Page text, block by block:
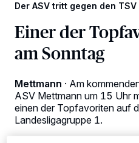
Der ASV tritt gegen den
Einer der
am Sonntag
Mettmann · Am
ASV Mettmann um 15 Uhr
einen der Topfavoriten auf
Landesligagruppe 1.
Wir und unsere
-Partner
personenbezogene Daten wie
Tracking-Technologien für die unter
verarbeiten Daten, um Ihnen
Anzeigen möglicherweise nicht
dieses Menü jederzeit wieder
ändern oder Ihre Einwilligung zu
Einstellungen oder Ablehnen am
Ihre Einstellungen gelten innerhalb